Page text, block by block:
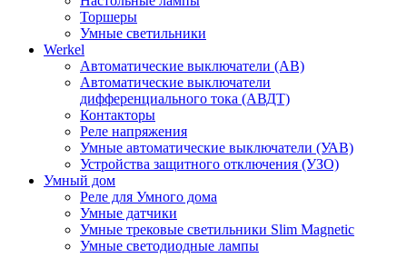
Торшеры
Умные светильники
Werkel
Автоматические выключатели (АВ)
Автоматические выключатели
дифференциального тока (АВДТ)
Контакторы
Реле напряжения
Умные автоматические выключатели (УАВ)
Устройства защитного отключения (УЗО)
Умный дом
Реле для Умного дома
Умные датчики
Умные трековые светильники Slim Magnetic
Умные светодиодные лампы